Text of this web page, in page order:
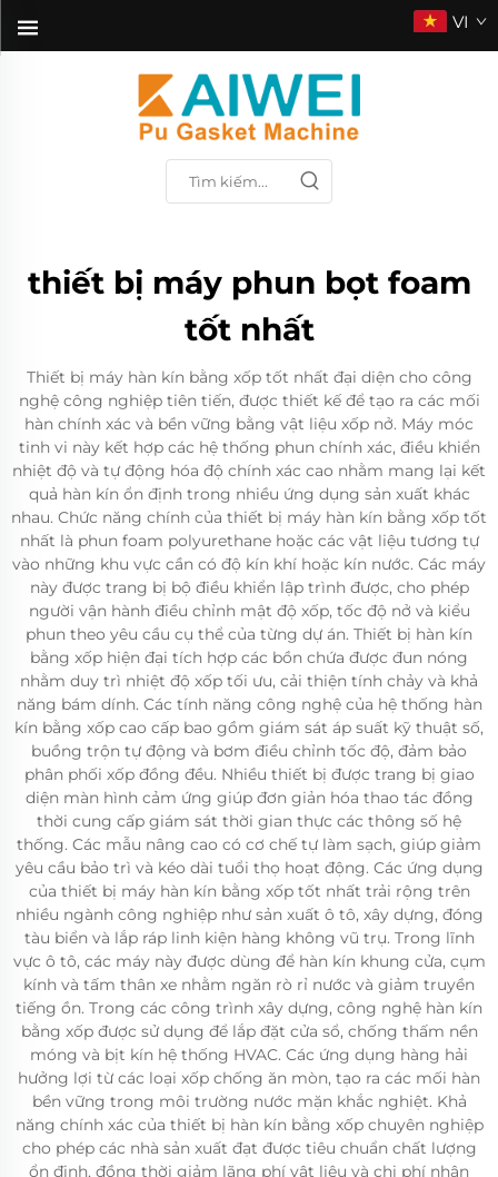
VI
thiết bị máy phun bọt foam
tốt nhất
Thiết bị máy hàn kín bằng xốp tốt nhất đại diện cho công
nghệ công nghiệp tiên tiến, được thiết kế để tạo ra các mối
hàn chính xác và bền vững bằng vật liệu xốp nở. Máy móc
tinh vi này kết hợp các hệ thống phun chính xác, điều khiển
nhiệt độ và tự động hóa độ chính xác cao nhằm mang lại kết
quả hàn kín ổn định trong nhiều ứng dụng sản xuất khác
nhau. Chức năng chính của thiết bị máy hàn kín bằng xốp tốt
nhất là phun foam polyurethane hoặc các vật liệu tương tự
vào những khu vực cần có độ kín khí hoặc kín nước. Các máy
này được trang bị bộ điều khiển lập trình được, cho phép
người vận hành điều chỉnh mật độ xốp, tốc độ nở và kiểu
phun theo yêu cầu cụ thể của từng dự án. Thiết bị hàn kín
bằng xốp hiện đại tích hợp các bồn chứa được đun nóng
nhằm duy trì nhiệt độ xốp tối ưu, cải thiện tính chảy và khả
năng bám dính. Các tính năng công nghệ của hệ thống hàn
kín bằng xốp cao cấp bao gồm giám sát áp suất kỹ thuật số,
buồng trộn tự động và bơm điều chỉnh tốc độ, đảm bảo
phân phối xốp đồng đều. Nhiều thiết bị được trang bị giao
diện màn hình cảm ứng giúp đơn giản hóa thao tác đồng
thời cung cấp giám sát thời gian thực các thông số hệ
thống. Các mẫu nâng cao có cơ chế tự làm sạch, giúp giảm
yêu cầu bảo trì và kéo dài tuổi thọ hoạt động. Các ứng dụng
của thiết bị máy hàn kín bằng xốp tốt nhất trải rộng trên
nhiều ngành công nghiệp như sản xuất ô tô, xây dựng, đóng
tàu biển và lắp ráp linh kiện hàng không vũ trụ. Trong lĩnh
vực ô tô, các máy này được dùng để hàn kín khung cửa, cụm
kính và tấm thân xe nhằm ngăn rò rỉ nước và giảm truyền
tiếng ồn. Trong các công trình xây dựng, công nghệ hàn kín
bằng xốp được sử dụng để lắp đặt cửa sổ, chống thấm nền
móng và bịt kín hệ thống HVAC. Các ứng dụng hàng hải
hưởng lợi từ các loại xốp chống ăn mòn, tạo ra các mối hàn
bền vững trong môi trường nước mặn khắc nghiệt. Khả
năng chính xác của thiết bị hàn kín bằng xốp chuyên nghiệp
cho phép các nhà sản xuất đạt được tiêu chuẩn chất lượng
ổn định, đồng thời giảm lãng phí vật liệu và chi phí nhân